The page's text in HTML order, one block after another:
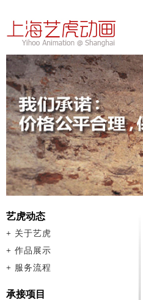
艺虎动态
+ 关于艺虎
+ 作品展示
+ 服务流程
承接项目